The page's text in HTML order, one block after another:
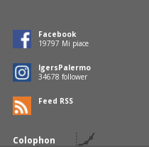
Colophon
Facebook
19797 Mi piace
IgersPalermo
34678 follower
Feed RSS